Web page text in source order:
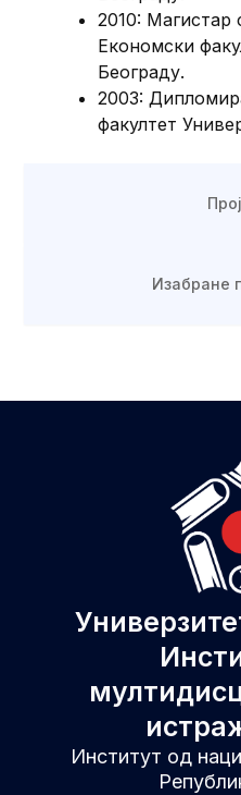
Изабране
2010: Магистар
Економски
Београду.
2003:
факултет
Институт од